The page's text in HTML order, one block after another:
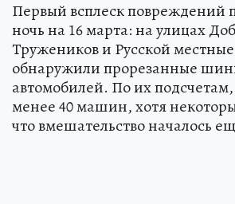
Первый всплеск повреждений
ночь на 16 марта: на улицах
Тружеников и Русской
обнаружили прорезанные
автомобилей. По их
менее 40 машин, хотя
что вмешательство началось